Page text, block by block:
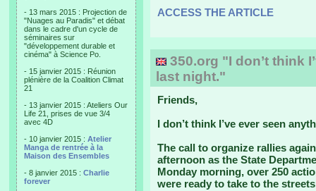
- 13 mars 2015 : Projection de
"Nuages au Paradis" et débat
dans le cadre d'un cycle de
séminaires sur
"développement durable et
cinéma" à Science Po.
- 15 janvier 2015 : Réunion
plénière de la Coalition Climat
21
- 13 janvier 2015 : Ateliers Our
Life 21, prises de vue 3/4
avec 4D
- 10 janvier 2015 : Atelier
Manga de rentrée à la
Maison des Ensembles
- 8 janvier 2015 : Charlie
forever
ACCESS THE ARTICLE
350.org "I don’t think
last night."
Friends,
I don’t think I’ve ever seen
The call to organize rallies
afternoon as the State
Monday morning, over 250
were ready to take to the